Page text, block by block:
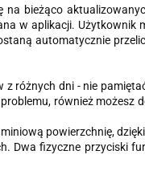
na bieżąco
w aplikacji. Użytkownik
automatycznie
różnych dni - nie
również możesz
powierzchnię,
Dwa fizyczne przyciski